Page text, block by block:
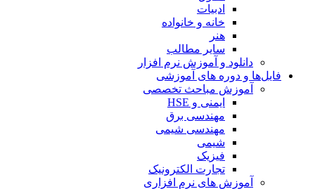
ادبیات
خانه و خانواده
هنر
سایر مطالب
دانلود و آموزش نرم افزار
فایل‌ها و دوره های آموزشی
آموزش مباحث تخصصی
ایمنی و HSE
مهندسی برق
مهندسی شیمی
شیمی
فیزیک
تجارت الکترونیک
آموزش های نرم افزاری